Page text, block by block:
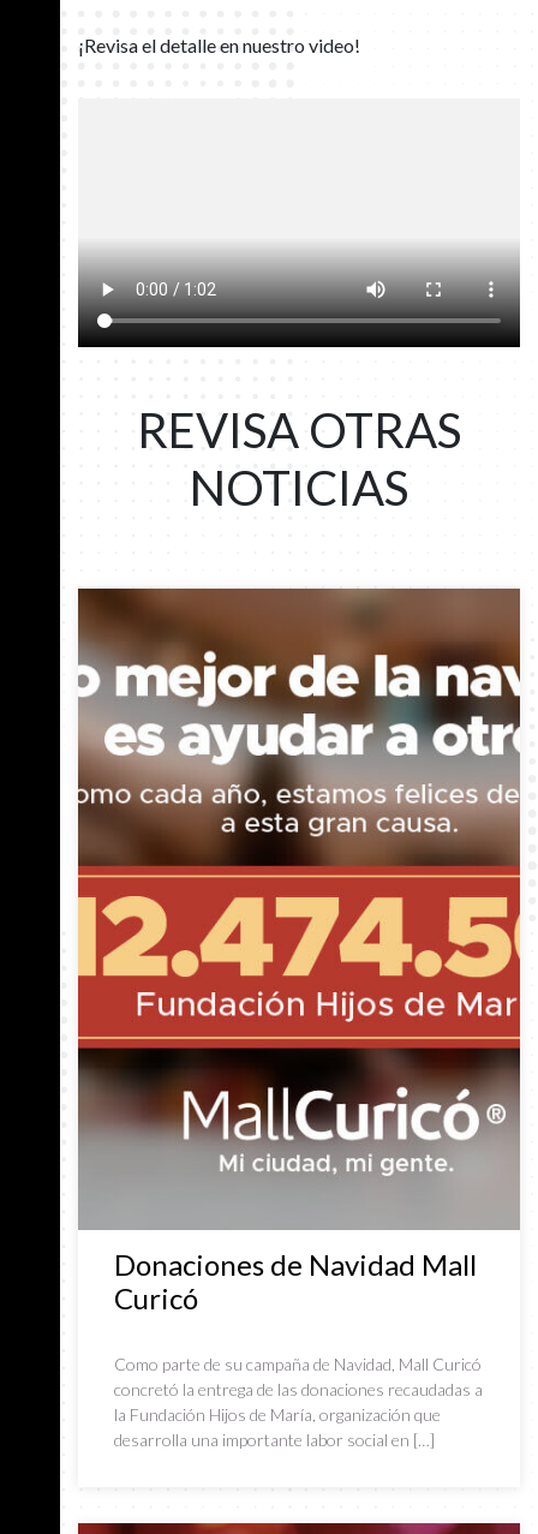
¡Revisa el detalle en nuestro video!
REVISA OTRAS
NOTICIAS
Donaciones de Navidad Mall
Curicó
Como parte de su campaña de Navidad, Mall Curicó
concretó la entrega de las donaciones recaudadas a
la Fundación Hijos de María, organización que
desarrolla una importante labor social en […]